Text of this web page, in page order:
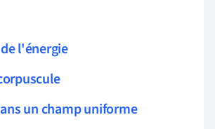
l'énergie
un champ uniforme